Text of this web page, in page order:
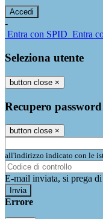
-
Entra con SPID Entra
Seleziona utente
button close ×
Recupero password
button close ×
all'indirizzo indicato con le
E-mail inviata, si prega
Errore